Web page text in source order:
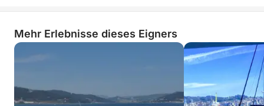
Kontaktieren Sie uns, um Ihren individuellen Yacht-
Tag zu organisieren und ein einzigartiges Erlebnis in
Mehr Erlebnisse dieses Eigners